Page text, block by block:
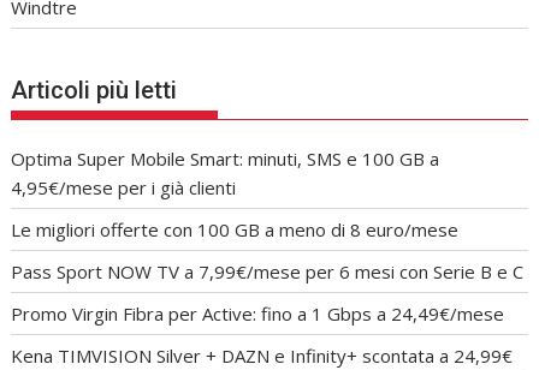
Windtre
Articoli più letti
Optima Super Mobile Smart: minuti, SMS e 100 GB a
4,95€/mese per i già clienti
Le migliori offerte con 100 GB a meno di 8 euro/mese
Pass Sport NOW TV a 7,99€/mese per 6 mesi con Serie B e C
Promo Virgin Fibra per Active: fino a 1 Gbps a 24,49€/mese
Kena TIMVISION Silver + DAZN e Infinity+ scontata a 24,99€